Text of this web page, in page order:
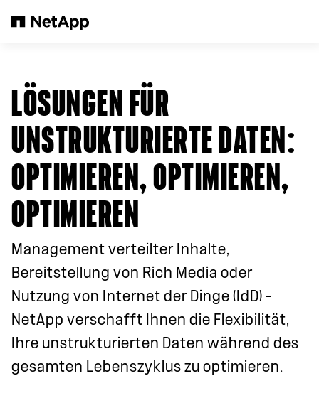
LÖSUNGEN FÜR
UNSTRUKTURIERTE DATEN:
OPTIMIEREN, OPTIMIEREN,
OPTIMIEREN
Management verteilter Inhalte,
Bereitstellung von Rich Media oder
Nutzung von Internet der Dinge (IdD) –
NetApp verschafft Ihnen die Flexibilität,
Ihre unstrukturierten Daten während des
gesamten Lebenszyklus zu optimieren.